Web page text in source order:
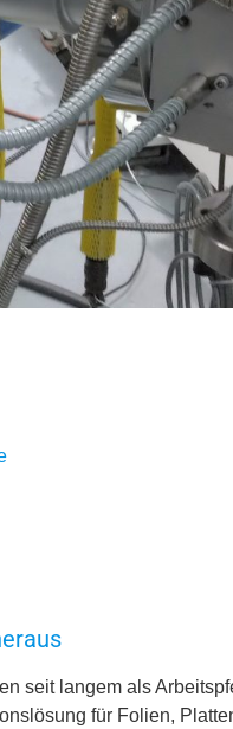
seit langem als
für Folien,